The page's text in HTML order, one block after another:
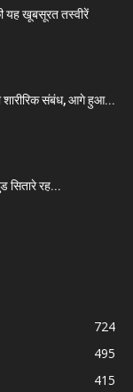
यह खूबसूरत तस्वीरें
शारीरिक संबंध, आगे हुआ...
सितारे रह...
724
495
415